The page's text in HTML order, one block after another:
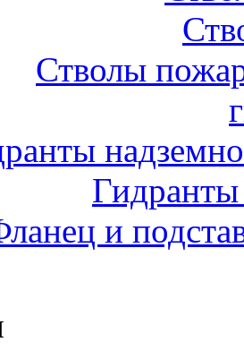
Стволы
и